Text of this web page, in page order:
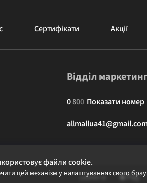
файли cookie.
цей механізм у налаштуваннях свого
Сертифікати Акції
Відділ
0800 Показати номер